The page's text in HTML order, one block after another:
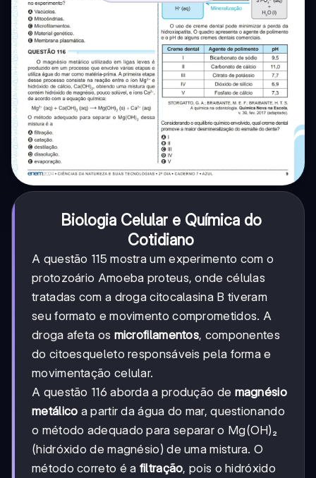
Biologia Celular e Química do
Cotidiano
A questão 115 mostra um experimento com o
protozoário Amoeba proteus, onde células
tratadas com a droga citocalasina B tiveram
seu formato e movimento comprometidos. A
droga afeta os microfilamentos, componentes
do citoesqueleto responsáveis pela forma e
movimentação celular.
A questão 116 aborda a produção de magnésio
metálico a partir da água do mar, questionando
o método adequado para separar o Mg(OH)₂
(hidróxido de magnésio) de uma mistura. O
método correto é a filtração, pois o hidróxido